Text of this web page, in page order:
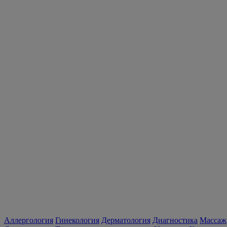
Аллергология Гинекология Дерматология Диагностика Массаж